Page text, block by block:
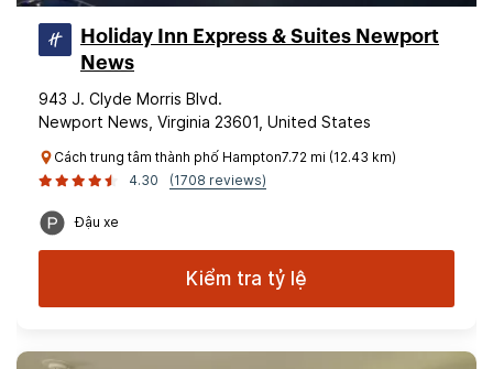
Holiday Inn Express & Suites Newport
News
943 J. Clyde Morris Blvd.
Newport News, Virginia 23601, United States
Cách trung tâm thành phố Hampton7.72 mi (12.43 km)
4.30
(1708 reviews)
Đậu xe
Kiểm tra tỷ lệ